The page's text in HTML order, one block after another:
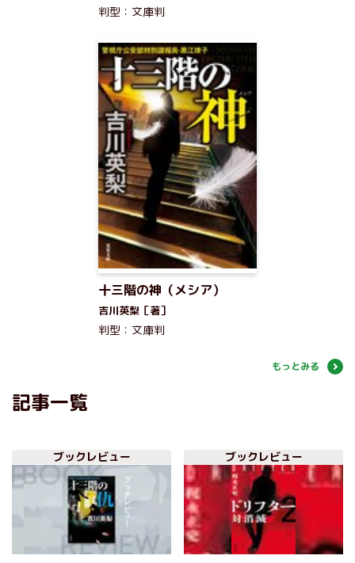
判型：文庫判
十三階の神（メシア）
吉川英梨［著］
判型：文庫判
もっとみる
記事一覧
ブックレビュー ブックレビュー